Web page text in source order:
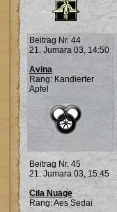
Beitrag Nr. 44
21. Jumara 03, 14:50
Avina
Rang: Kandierter
Apfel
Beitrag Nr. 45
21. Jumara 03, 15:45
Cila Nuage
Rang: Aes Sedai